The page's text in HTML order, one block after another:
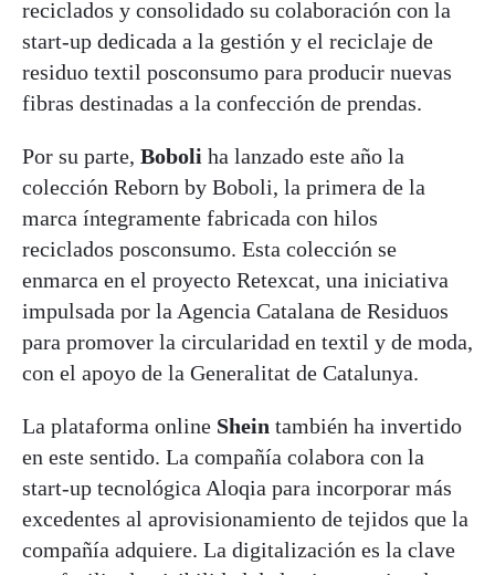
reciclados y consolidado su colaboración con la
start-up dedicada a la gestión y el reciclaje de
residuo textil posconsumo para producir nuevas
fibras destinadas a la confección de prendas.
Por su parte, Boboli ha lanzado este año la
colección Reborn by Boboli, la primera de la
marca íntegramente fabricada con hilos
reciclados posconsumo. Esta colección se
enmarca en el proyecto Retexcat, una iniciativa
impulsada por la Agencia Catalana de Residuos
para promover la circularidad en textil y de moda,
con el apoyo de la Generalitat de Catalunya.
La plataforma online Shein también ha invertido
en este sentido. La compañía colabora con la
start-up tecnológica Aloqia para incorporar más
excedentes al aprovisionamiento de tejidos que la
compañía adquiere. La digitalización es la clave